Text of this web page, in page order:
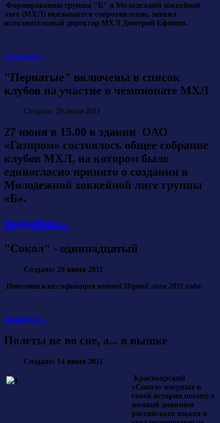
Формированию группы "Б" в Молодежной хоккейной
лиге (МХЛ) оказывается сопротивление, заявил
исполнительный директор МХЛ Дмитрий Ефимов.
Подробнее...
"Пернатые" включены в список
клубов на участие в чемпионате МХЛ
Создано: 29 июня 2011
27 июня в 15.00 в здании ОАО
«Газпром» состоялось общее собрание
клубов МХЛ, на котором было
единогласно принято о создании в
Молодежной хоккейной лиге группы
«Б».
Подробнее...
"Сокол" - одиннадцатый
Создано: 29 июня 2011
Итоговая классификация команд Первой лиги 2011 года:
Подробнее...
Полеты не во сне, а... в вышке
Создано: 14 июня 2011
Красноярский
«Сокол» впервые в
своей истории покинул
низший дивизион
российского хоккея и